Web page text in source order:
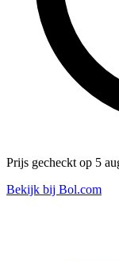
Prijs gecheckt op 5
Bekijk bij Bol.com